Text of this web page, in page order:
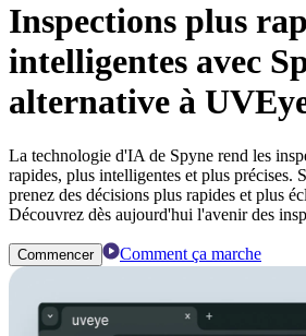
Inspections plus
intelligentes avec
alternative à
La technologie d'IA de Spyne rend les
rapides, plus intelligentes et plus précises.
prenez des décisions plus rapides et plus
Découvrez dès aujourd'hui l'avenir des
Commencer Comment ça marche